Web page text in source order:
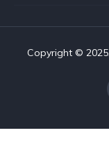
Copyright ©